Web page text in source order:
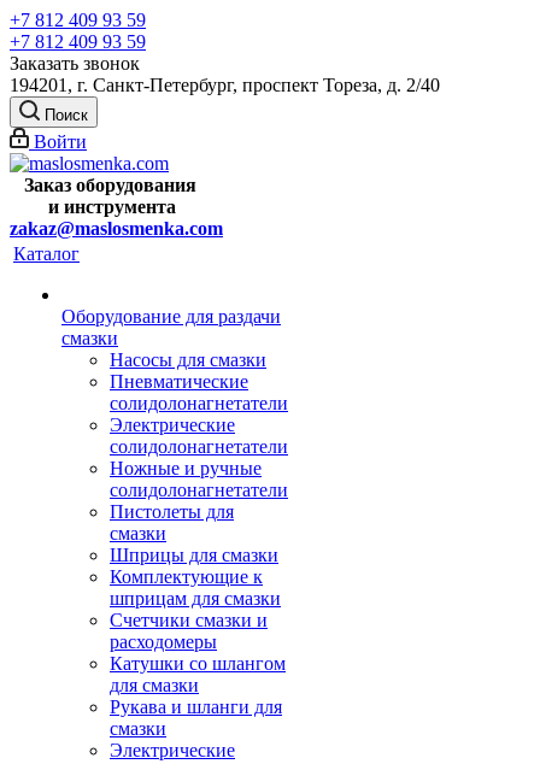
+7 812 409 93 59
+7 812 409 93 59
Заказать звонок
194201, г. Санкт-Петербург, проспект Тореза, д. 2/40
Поиск
Войти
Заказ оборудования
и инструмента
zakaz@maslosmenka.com
Каталог
Оборудование для раздачи
смазки
Насосы для смазки
Пневматические
солидолонагнетатели
Электрические
солидолонагнетатели
Ножные и ручные
солидолонагнетатели
Пистолеты для
смазки
Шприцы для смазки
Комплектующие к
шприцам для смазки
Счетчики смазки и
расходомеры
Катушки со шлангом
для смазки
Рукава и шланги для
смазки
Электрические